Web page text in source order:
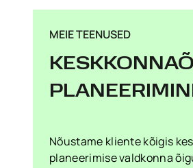
MEIE TEENUSED
Nõustame kliente kõigis
planeerimise valdkonna